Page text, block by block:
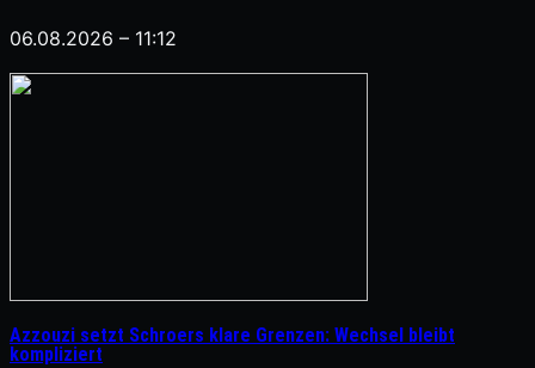
06.08.2026 – 11:12
Azzouzi setzt Schroers klare Grenzen: Wechsel bleibt
kompliziert